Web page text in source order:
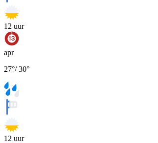
12 uur
apr
27°/30°
12 uur